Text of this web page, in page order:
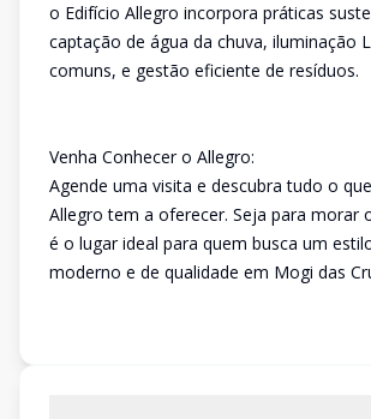
o Edifício Allegro incorpora práticas
captação de água da chuva, iluminação
comuns, e gestão eficiente de resíduos.
Venha Conhecer o Allegro:
Agende uma visita e descubra tudo o
Allegro tem a oferecer. Seja para morar
é o lugar ideal para quem busca um
moderno e de qualidade em Mogi das